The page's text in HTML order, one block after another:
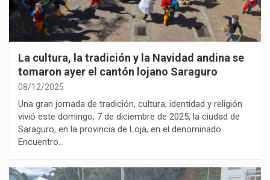
La cultura, la tradición y la Navidad andina se
tomaron ayer el cantón lojano Saraguro
08/12/2025
Una gran jornada de tradición, cultura, identidad y religión
vivió este domingo, 7 de diciembre de 2025, la ciudad de
Saraguro, en la provincia de Loja, en el denominado
Encuentro…